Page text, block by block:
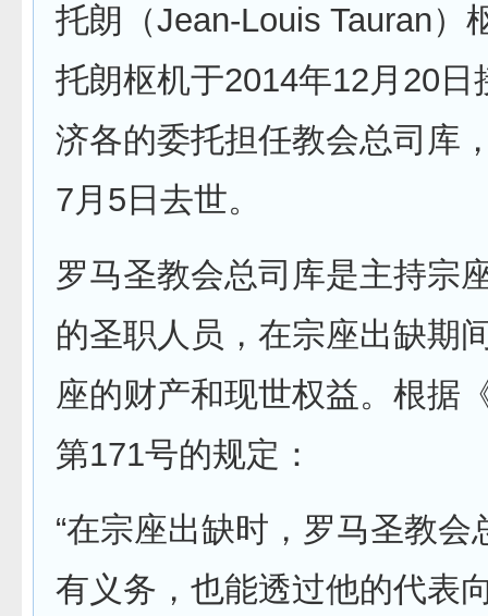
托朗（Jean-Louis Tauran）
托朗枢机于2014年12月20日
济各的委托担任教会总司库
7月5日去世。
罗马圣教会总司库是主持宗
的圣职人员，在宗座出缺期
座的财产和现世权益。根据
第171号的规定：
“在宗座出缺时，罗马圣教会
有义务，也能透过他的代表